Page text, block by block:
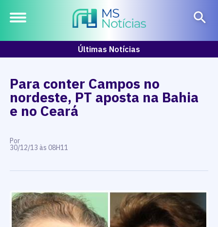
Últimas Notícias
Para conter Campos no
nordeste, PT aposta na Bahia
e no Ceará
Por
30/12/13 às 08H11